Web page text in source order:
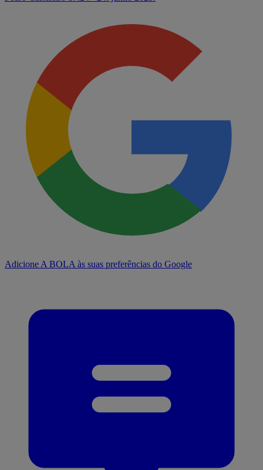
Adicione A BOLA às suas preferências do Google